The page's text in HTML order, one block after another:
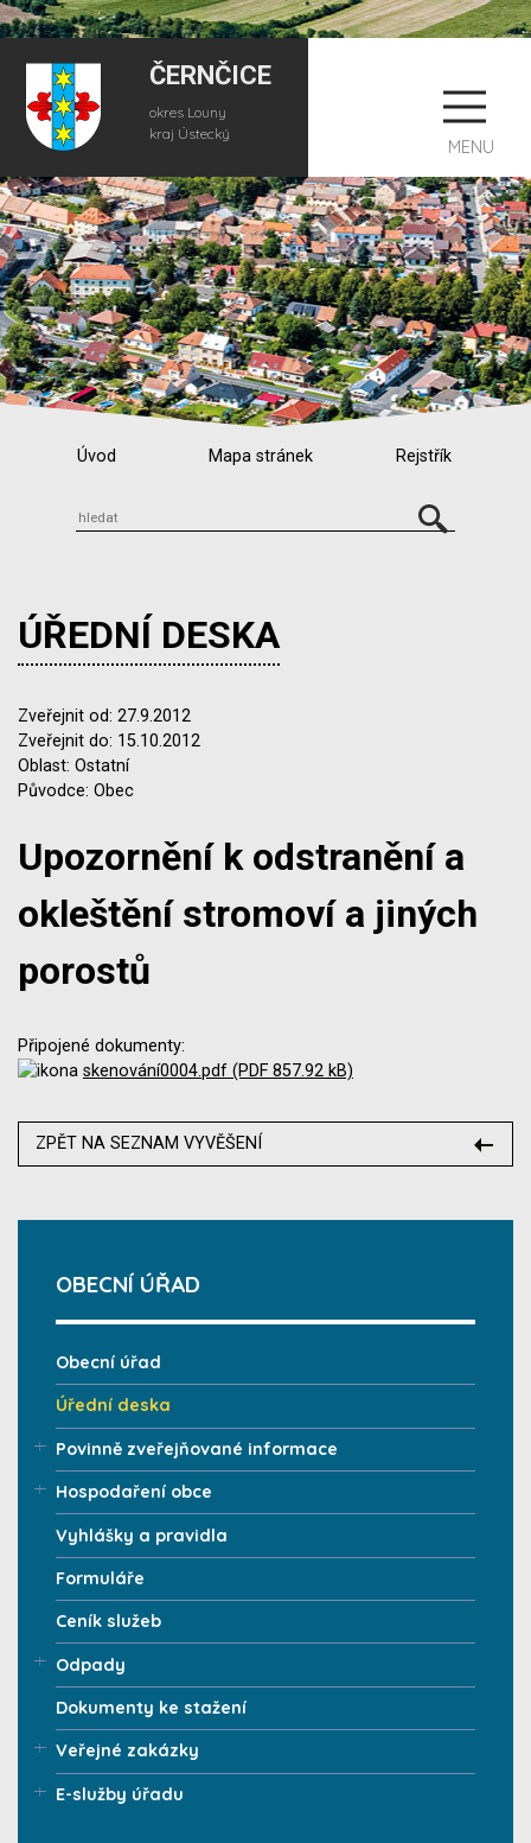
ČERNČICE
okres Louny
kraj Ústecký
MENU
Úvod Mapa stránek Rejstřík
ÚŘEDNÍ DESKA
Zveřejnit od: 27.9.2012
Zveřejnit do: 15.10.2012
Oblast: Ostatní
Původce: Obec
Upozornění k odstranění a
okleštění stromoví a jiných
porostů
Připojené dokumenty:
skenování0004.pdf (PDF 857.92 kB)
ZPĚT NA SEZNAM VYVĚŠENÍ
OBECNÍ ÚŘAD
Obecní úřad
Úřední deska
Povinně zveřejňované informace
Hospodaření obce
Vyhlášky a pravidla
Formuláře
Ceník služeb
Odpady
Dokumenty ke stažení
Veřejné zakázky
E-služby úřadu